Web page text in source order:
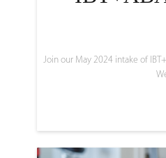
Join our May 2024 intake of